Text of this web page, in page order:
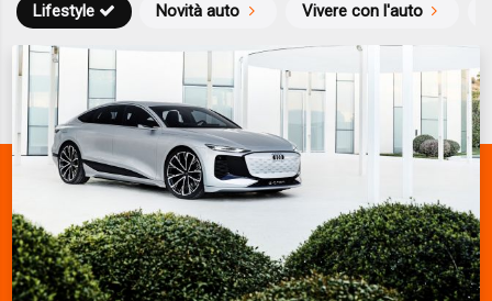
Novità auto Vivere con l'auto
Lifestyle